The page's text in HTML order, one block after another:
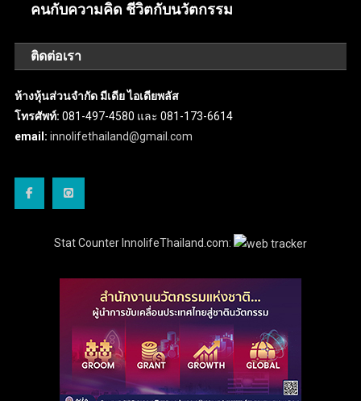
คนกับความคิด ชีวิตกับนวัตกรรม
ติดต่อเรา
ห้างหุ้นส่วนจำกัด มีเดีย ไอเดียพลัส
โทรศัพท์: 081-497-4580 และ 081-173-6614
email: innolifethailand@gmail.com
Stat Counter InnolifeThailand.com: